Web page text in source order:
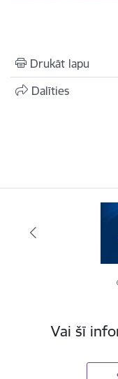
Drukāt lapu
Dalīties
Vai šī